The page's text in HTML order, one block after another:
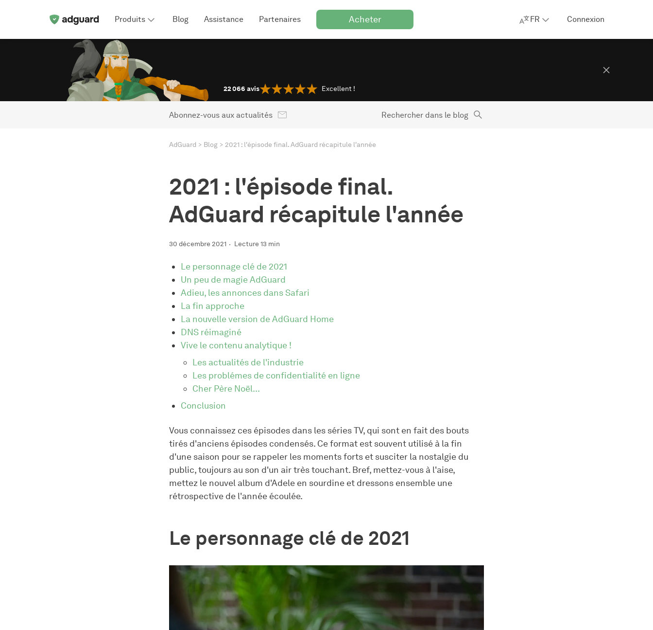
Produits Blog Assistance Partenaires Acheter FR Connexion
22 066 avis Excellent !
Abonnez-vous aux actualités Rechercher dans le blog
AdGuard Blog 2021 : l'épisode final. AdGuard récapitule l'année
2021 : l'épisode final.
AdGuard récapitule l'année
30 décembre 2021 Lecture 13 min
Le personnage clé de 2021
Un peu de magie AdGuard
Adieu, les annonces dans Safari
La fin approche
La nouvelle version de AdGuard Home
DNS réimaginé
Vive le contenu analytique !
Les actualités de l'industrie
Les problémes de confidentialité en ligne
Cher Père Noël...
Conclusion
Vous connaissez ces épisodes dans les séries TV, qui sont en fait des bouts
tirés d'anciens épisodes condensés. Ce format est souvent utilisé à la fin
d'une saison pour se rappeler les moments forts et susciter la nostalgie du
public, toujours au son d'un air très touchant. Bref, mettez-vous à l'aise,
mettez le nouvel album d'Adele en sourdine et dressons ensemble une
rétrospective de l'année écoulée.
Le personnage clé de 2021